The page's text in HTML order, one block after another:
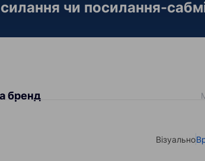
чи посилання-
бренд
Select
Візуально